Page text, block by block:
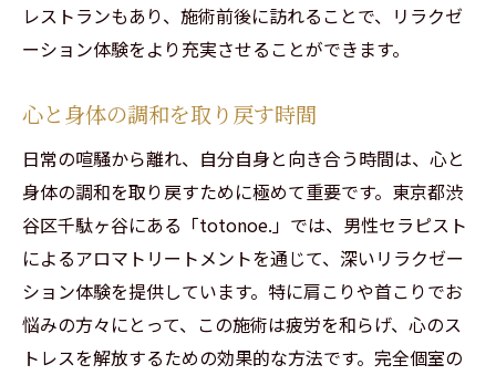
レストランもあり、施術前後に訪れることで、リラクゼ
ーション体験をより充実させることができます。
心と身体の調和を取り戻す時間
日常の喧騒から離れ、自分自身と向き合う時間は、心と
身体の調和を取り戻すために極めて重要です。東京都渋
谷区千駄ヶ谷にある「totonoe.」では、男性セラピスト
によるアロマトリートメントを通じて、深いリラクゼー
ション体験を提供しています。特に肩こりや首こりでお
悩みの方々にとって、この施術は疲労を和らげ、心のス
トレスを解放するための効果的な方法です。完全個室の